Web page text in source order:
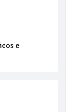
e